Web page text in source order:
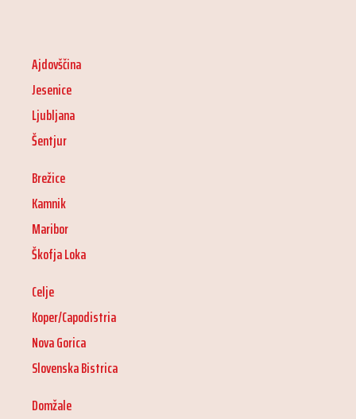
Ajdovščina
Jesenice
Ljubljana
Šentjur
Brežice
Kamnik
Maribor
Škofja Loka
Celje
Koper/Capodistria
Nova Gorica
Slovenska Bistrica
Domžale